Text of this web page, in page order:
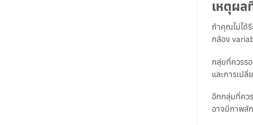
เหตุผล
ถ้าคุณไม่ได้
กล้อง
กลุ่มที่ควรร
และการเป
อีกกลุ่มที่คว
อาจมีภาพลั